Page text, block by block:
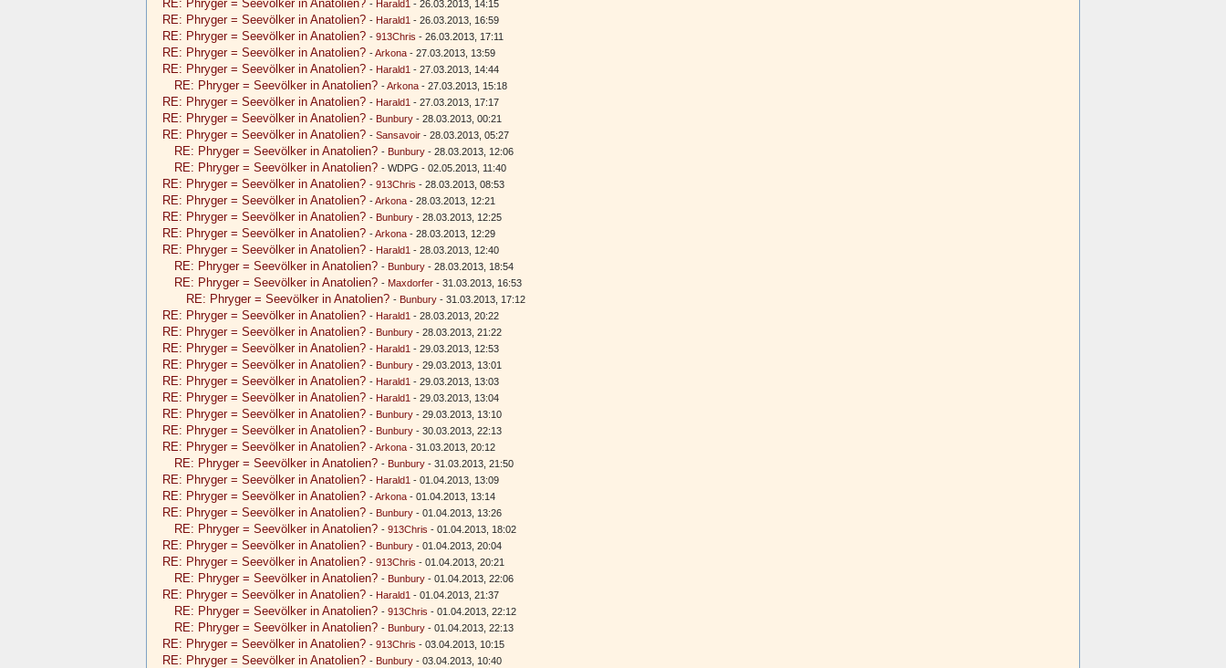
RE: Phryger = Seevölker in Anatolien? - Harald1 - 26.03.2013, 14:15
RE: Phryger = Seevölker in Anatolien? - Harald1 - 26.03.2013, 16:59
RE: Phryger = Seevölker in Anatolien? - 913Chris - 26.03.2013, 17:11
RE: Phryger = Seevölker in Anatolien? -Arkona - 27.03.2013, 13:59
RE: Phryger = Seevölker in Anatolien? - Harald1 - 27.03.2013, 14:44
RE: Phryger = Seevölker in Anatolien? -Arkona - 27.03.2013, 15:18
RE: Phryger = Seevölker in Anatolien? - Harald1 - 27.03.2013, 17:17
RE: Phryger = Seevölker in Anatolien? - Bunbury - 28.03.2013, 00:21
RE: Phryger = Seevölker in Anatolien? - Sansavoir - 28.03.2013, 05:27
RE: Phryger = Seevölker in Anatolien? - Bunbury - 28.03.2013, 12:06
RE: Phryger = Seevölker in Anatolien? - WDPG - 02.05.2013, 11:40
RE: Phryger = Seevölker in Anatolien? - 913Chris - 28.03.2013, 08:53
RE: Phryger = Seevölker in Anatolien? -Arkona - 28.03.2013, 12:21
RE: Phryger = Seevölker in Anatolien? - Bunbury - 28.03.2013, 12:25
RE: Phryger = Seevölker in Anatolien? -Arkona - 28.03.2013, 12:29
RE: Phryger = Seevölker in Anatolien? - Harald1 - 28.03.2013, 12:40
RE: Phryger = Seevölker in Anatolien? - Bunbury - 28.03.2013, 18:54
RE: Phryger = Seevölker in Anatolien? - Maxdorfer - 31.03.2013, 16:53
RE: Phryger = Seevölker in Anatolien? - Bunbury - 31.03.2013, 17:12
RE: Phryger = Seevölker in Anatolien? - Harald1 - 28.03.2013, 20:22
RE: Phryger = Seevölker in Anatolien? - Bunbury - 28.03.2013, 21:22
RE: Phryger = Seevölker in Anatolien? - Harald1 - 29.03.2013, 12:53
RE: Phryger = Seevölker in Anatolien? - Bunbury - 29.03.2013, 13:01
RE: Phryger = Seevölker in Anatolien? - Harald1 - 29.03.2013, 13:03
RE: Phryger = Seevölker in Anatolien? - Harald1 - 29.03.2013, 13:04
RE: Phryger = Seevölker in Anatolien? - Bunbury - 29.03.2013, 13:10
RE: Phryger = Seevölker in Anatolien? - Bunbury - 30.03.2013, 22:13
RE: Phryger = Seevölker in Anatolien? -Arkona - 31.03.2013, 20:12
RE: Phryger = Seevölker in Anatolien? - Bunbury - 31.03.2013, 21:50
RE: Phryger = Seevölker in Anatolien? - Harald1 - 01.04.2013, 13:09
RE: Phryger = Seevölker in Anatolien? -Arkona - 01.04.2013, 13:14
RE: Phryger = Seevölker in Anatolien? - Bunbury - 01.04.2013, 13:26
RE: Phryger = Seevölker in Anatolien? - 913Chris - 01.04.2013, 18:02
RE: Phryger = Seevölker in Anatolien? - Bunbury - 01.04.2013, 20:04
RE: Phryger = Seevölker in Anatolien? - 913Chris - 01.04.2013, 20:21
RE: Phryger = Seevölker in Anatolien? - Bunbury - 01.04.2013, 22:06
RE: Phryger = Seevölker in Anatolien? - Harald1 - 01.04.2013, 21:37
RE: Phryger = Seevölker in Anatolien? - 913Chris - 01.04.2013, 22:12
RE: Phryger = Seevölker in Anatolien? - Bunbury - 01.04.2013, 22:13
RE: Phryger = Seevölker in Anatolien? - 913Chris - 03.04.2013, 10:15
RE: Phryger = Seevölker in Anatolien? - Bunbury - 03.04.2013, 10:40